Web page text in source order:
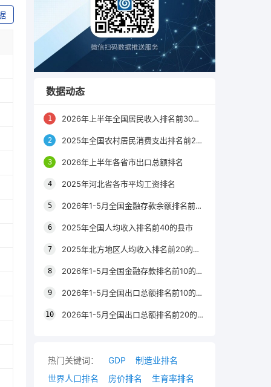
数据动态
2026年上半年全国居民收入排名前30的区县
2025年全国农村居民消费支出排名前20的城市
2026年上半年各省市出口总额排名
2025年河北省各市平均工资排名
2026年1-5月全国金融存款余额排名前20的城市
2025年全国人均收入排名前40的县市
2025年北方地区人均收入排名前20的城市
2026年1-5月全国金融存款排名前10的省份
2026年1-5月全国出口总额排名前10的省市
2026年1-5月全国出口总额排名前20的城市
热门关键词： GDP
制造业排名
世界人口排名
房价排名 生育率排名